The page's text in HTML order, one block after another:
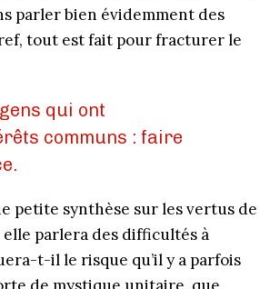
parler bien évidemment des
tout est fait pour fracturer le
qui ont
communs : faire
petite synthèse sur les vertus de
parlera des difficultés à
t-il le risque qu’il y a parfois